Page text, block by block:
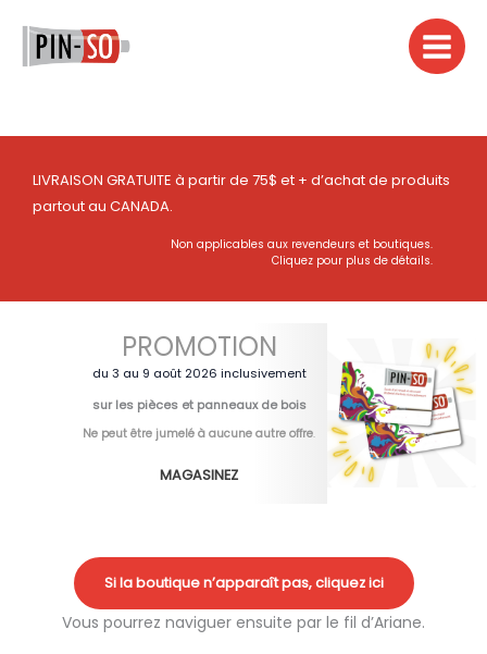
contenu
LIVRAISON GRATUITE à partir de 75$ et + d’achat de produits
partout au CANADA.
Non applicables aux revendeurs et boutiques.
Cliquez pour plus de détails.
PROMOTION
du 3 au 9 août 2026 inclusivement
sur les pièces et panneaux de bois
Ne peut être jumelé à aucune autre offre.
MAGASINEZ
Si la boutique n’apparaît pas, cliquez ici
Vous pourrez naviguer ensuite par le fil d’Ariane.